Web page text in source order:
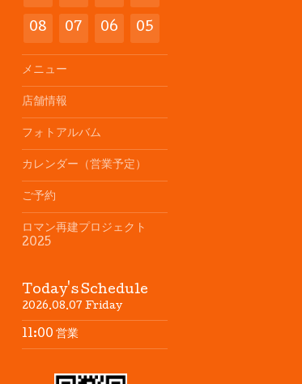
08 07 06 05
メニュー
店舗情報
フォトアルバム
カレンダー（営業予定）
ご予約
ロマン再建プロジェクト
2025
Today's Schedule
2026.08.07 Friday
11:00 営業